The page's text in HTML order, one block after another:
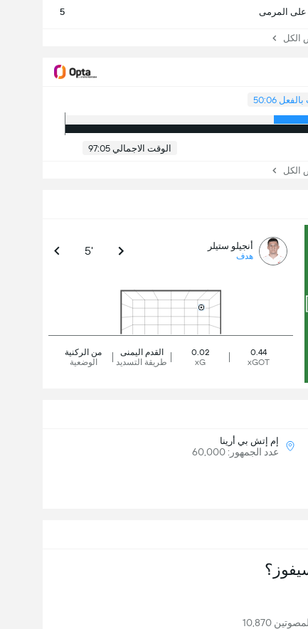
المرمى 5
50:06
الوقت الاجمالي 97:05
أنجيلو ستيلر
هدف 5'
من الركنية
الوضعية
القدم اليمنى
طريقة التسديد
0.02
xG
0.44
xGOT
إم إتش بي أرينا
عدد الجمهور: 60,000
10,870